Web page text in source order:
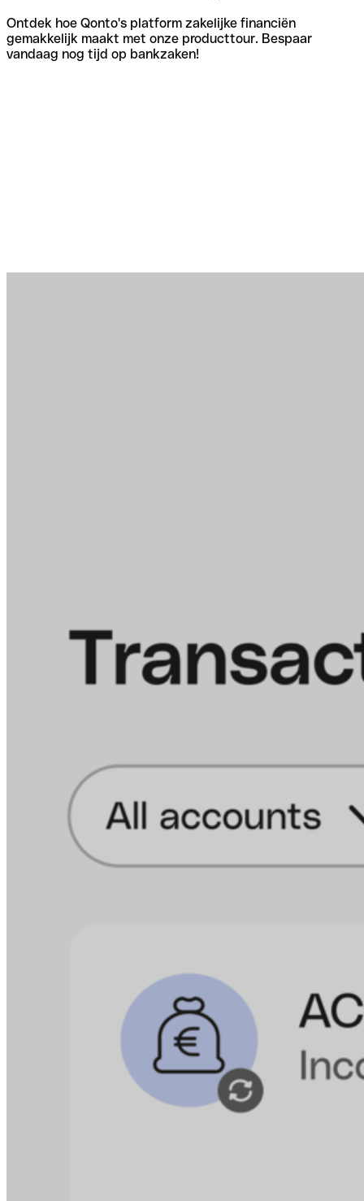
Ontdek hoe Qonto's platform zakelijke financiën
gemakkelijk maakt met onze producttour. Bespaar
vandaag nog tijd op bankzaken!